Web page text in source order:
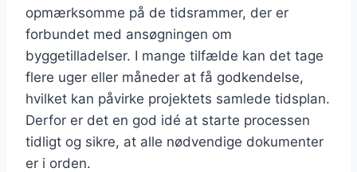
opmærksomme på de tidsrammer, der er
forbundet med ansøgningen om
byggetilladelser. I mange tilfælde kan det tage
flere uger eller måneder at få godkendelse,
hvilket kan påvirke projektets samlede tidsplan.
Derfor er det en god idé at starte processen
tidligt og sikre, at alle nødvendige dokumenter
er i orden.